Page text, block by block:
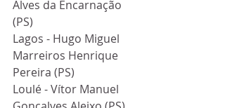
Alves da Encarnação
(PS)
Lagos - Hugo Miguel
Marreiros Henrique
Pereira (PS)
Loulé - Vítor Manuel